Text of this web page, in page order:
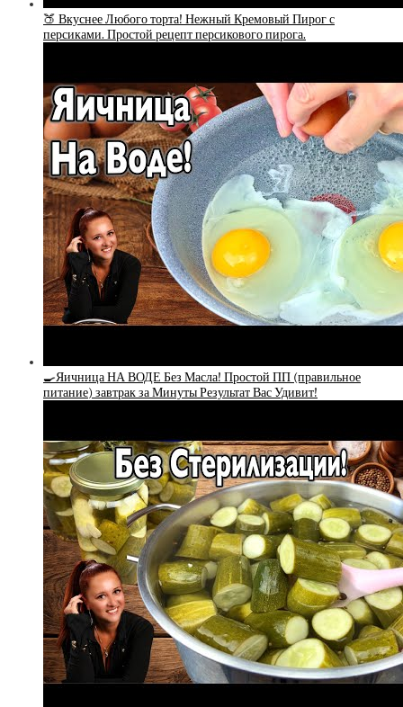
🍑 Вкуснее Любого торта! Нежный Кремовый Пирог с
персиками. Простой рецепт персикового пирога.
🍳Яичница НА ВОДЕ Без Масла! Простой ПП (правильное
питание) завтрак за Минуты Результат Вас Удивит!